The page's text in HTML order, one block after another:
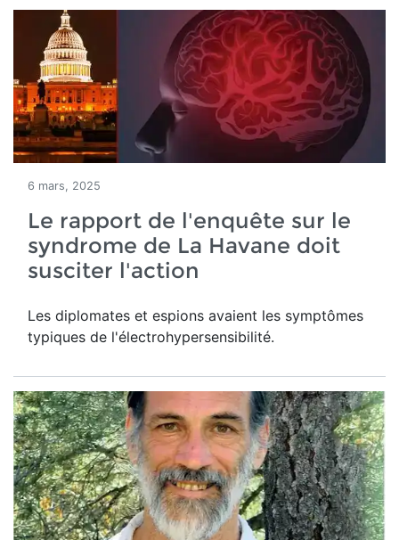
6 mars, 2025
Le rapport de l'enquête sur le
syndrome de La Havane doit
susciter l'action
Les diplomates et espions avaient les symptômes
typiques de l'électrohypersensibilité.